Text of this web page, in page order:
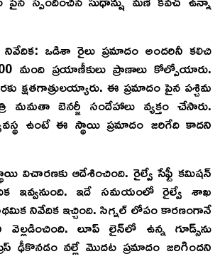
ఒడిశా రైలు ప్రమాదం అందరినీ కలిచి
మంది ప్రయాణీకులు ప్రాణాలు కోల్పోయారు.
క్షతగాత్రులయ్యారు. ఈ ప్రమాదం పైన పశ్చిమ
మమతా బెనర్జీ సందేహాలు వ్యక్తం చేసారు.
ఉంటే ఈ స్థాయి ప్రమాదం జరిగేది కాదని
విచారణకు ఆదేశించింది. రైల్వే సేఫ్టీ కమిషన్
ఇవ్వనుంది. ఇదే సమయంలో రైల్వే శాఖ
నివేదిక ఇచ్చింది. సిగ్నల్‌ లోపం కారణంగానే
వెల్లడించింది. లూప్ లైన్‌లో ఉన్న గూడ్స్‌ను
ఢీకొనడం వల్లే మొదట ప్రమాదం జరిగిందని